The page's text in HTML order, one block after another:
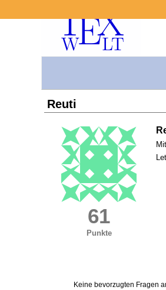
Reuti
61
Punkte
Keine bevorzugten Fragen